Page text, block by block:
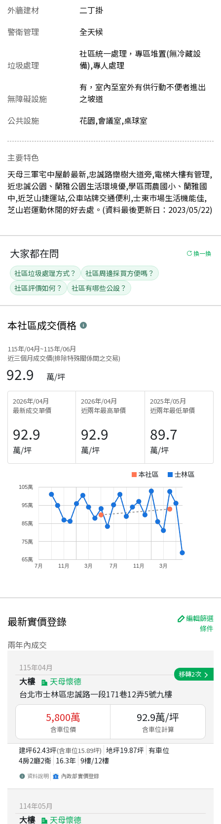
外牆建材
二丁掛
警衛管理
全天候
垃圾處理
社區統一處理，專區堆置(無冷藏設
備),專人處理
無障礙設施
有，室內至室外有供行動不便者進出
之坡道
公共設施
花園,會議室,桌球室
主要特色
天母三軍宅中屋齡最新,忠誠路欒樹大道旁,電梯大樓有管理,
近忠誠公園、蘭雅公園生活環境優,學區雨農國小、蘭雅國
中,近芝山捷運站,公車站牌交通便利,士東巿場生活機能佳,
芝山岩運動休閒的好去處。(資料最後更新日：2023/05/22)
大家都在問 換一換
社區垃圾處理方式？
社區周邊採買方便嗎？
社區評價如何？
社區有哪些公設？
本社區成交價格
115年/04月~115年/06月
近三個月成交價(排除特殊關係間之交易)
92.9 萬/坪
2026年/04月
最新成交單價
92.9
萬/坪
2026年/04月
近兩年最高單價
92.9
萬/坪
2025年/05月
近兩年最低單價
89.7
萬/坪
本社區 士林區
7月 11月 3月 7月 11月 3月
65萬
75萬
85萬
95萬
105萬
最新實價登錄
編輯篩選
條件
兩年內成交
115年04月
大樓
天母懷德
台北市士林區忠誠路一段171巷12弄5號九樓
移轉2次
5,800萬
含車位價
92.9萬/坪
含車位計算
建坪62.43坪(含車位15.89坪) 地坪19.87坪 有車位
4房2廳2衛 16.3年 9樓/12樓
資料說明 內政部實價登錄
114年05月
大樓 天母懷德